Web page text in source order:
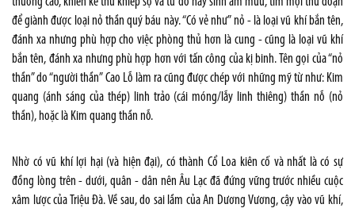
để giành được loại nỏ thần quý báu này. “Có vẻ như” nỏ - là loại vũ khí bắn tên,
đánh xa nhưng phù hợp cho việc phòng thủ hơn là cung - cũng là loại vũ khí
bắn tên, đánh xa nhưng phù hợp hơn với tấn công của kị binh. Tên gọi của “nỏ
thần” do “người thần” Cao Lỗ làm ra cũng được chép với những mỹ từ như: Kim
quang (ánh sáng của thép) linh trảo (cái móng/lẫy linh thiêng) thần nỗ (nỏ
thần), hoặc là Kim quang thần nỗ.
Nhờ có vũ khí lợi hại (và hiện đại), có thành Cổ Loa kiên cố và nhất là có sự
đồng lòng trên - dưới, quân - dân nên Âu Lạc đã đứng vững trước nhiều cuộc
xâm lược của Triệu Đà. Về sau, do sai lầm của An Dương Vương, cậy vào vũ khí,